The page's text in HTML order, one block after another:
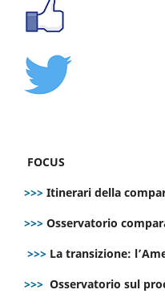
FOCUS
>>> Itinerari della
>>> Osservatorio
>>> La transizione:
>>> Osservatorio sul